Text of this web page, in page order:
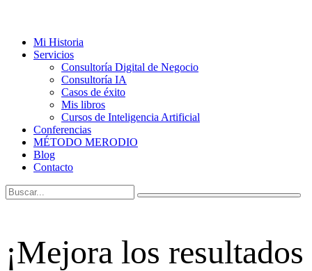
Mi Historia
Servicios
Consultoría Digital de Negocio
Consultoría IA
Casos de éxito
Mis libros
Cursos de Inteligencia Artificial
Conferencias
MÉTODO MERODIO
Blog
Contacto
¡Mejora los resultados